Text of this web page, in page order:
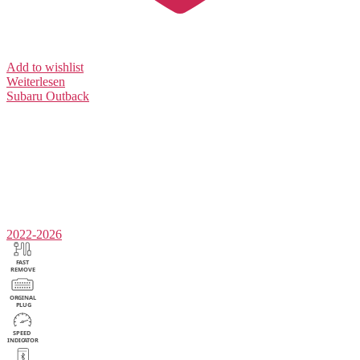
Add to wishlist
Weiterlesen
Subaru Outback
2022-2026